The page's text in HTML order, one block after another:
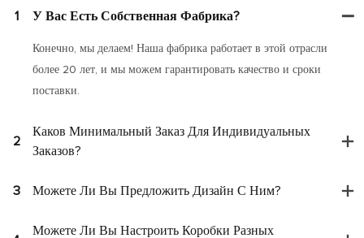
1 У Вас Есть Собственная Фабрика?
Конечно, мы делаем! Наша фабрика работает в этой отрасли
более 20 лет, и мы можем гарантировать качество и сроки
поставки.
2
Каков Минимальный Заказ Для Индивидуальных
Заказов?
3 Можете Ли Вы Предложить Дизайн С Ним?
Можете Ли Вы Настроить Коробки Разных